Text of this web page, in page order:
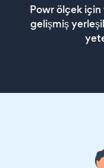
Powr ölçek için
gelişmiş